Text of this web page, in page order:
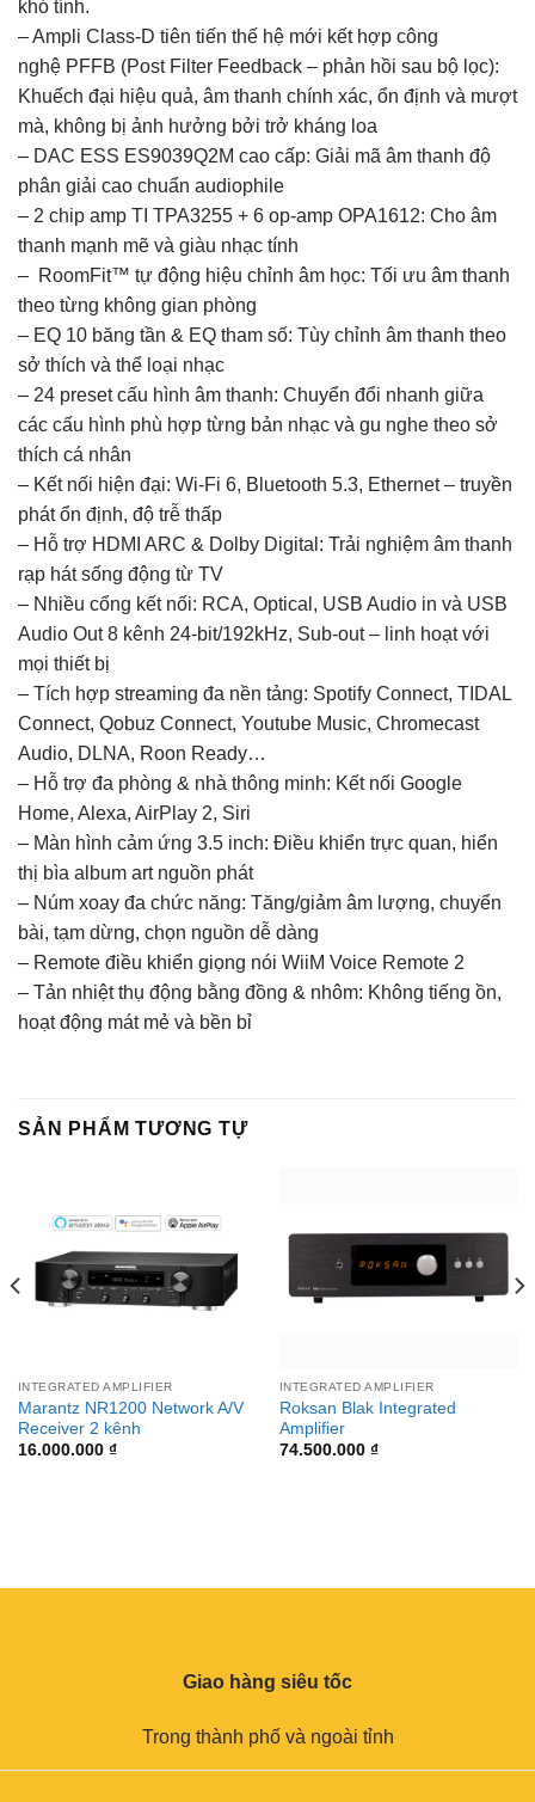
khó tính.
– Ampli Class-D tiên tiến thế hệ mới kết hợp công
nghệ PFFB (Post Filter Feedback – phản hồi sau bộ lọc):
Khuếch đại hiệu quả, âm thanh chính xác, ổn định và mượt
mà, không bị ảnh hưởng bởi trở kháng loa
– DAC ESS ES9039Q2M cao cấp: Giải mã âm thanh độ
phân giải cao chuẩn audiophile
– 2 chip amp TI TPA3255 + 6 op-amp OPA1612: Cho âm
thanh mạnh mẽ và giàu nhạc tính
– RoomFit™ tự động hiệu chỉnh âm học: Tối ưu âm thanh
theo từng không gian phòng
– EQ 10 băng tần & EQ tham số: Tùy chỉnh âm thanh theo
sở thích và thể loại nhạc
– 24 preset cấu hình âm thanh: Chuyển đổi nhanh giữa
các cấu hình phù hợp từng bản nhạc và gu nghe theo sở
thích cá nhân
– Kết nối hiện đại: Wi-Fi 6, Bluetooth 5.3, Ethernet – truyền
phát ổn định, độ trễ thấp
– Hỗ trợ HDMI ARC & Dolby Digital: Trải nghiệm âm thanh
rạp hát sống động từ TV
– Nhiều cổng kết nối: RCA, Optical, USB Audio in và USB
Audio Out 8 kênh 24-bit/192kHz, Sub-out – linh hoạt với
mọi thiết bị
– Tích hợp streaming đa nền tảng: Spotify Connect, TIDAL
Connect, Qobuz Connect, Youtube Music, Chromecast
Audio, DLNA, Roon Ready…
– Hỗ trợ đa phòng & nhà thông minh: Kết nối Google
Home, Alexa, AirPlay 2, Siri
– Màn hình cảm ứng 3.5 inch: Điều khiển trực quan, hiển
thị bìa album art nguồn phát
– Núm xoay đa chức năng: Tăng/giảm âm lượng, chuyển
bài, tạm dừng, chọn nguồn dễ dàng
– Remote điều khiển giọng nói WiiM Voice Remote 2
– Tản nhiệt thụ động bằng đồng & nhôm: Không tiếng ồn,
hoạt động mát mẻ và bền bỉ
SẢN PHẨM TƯƠNG TỰ
INTEGRATED AMPLIFIER
Marantz NR1200 Network A/V
Receiver 2 kênh
16.000.000 ₫
INTEGRATED AMPLIFIER
Roksan Blak Integrated
Amplifier
74.500.000 ₫
Giao hàng siêu tốc
Trong thành phố và ngoài tỉnh